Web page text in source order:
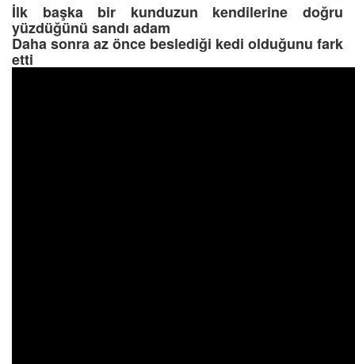
İlk başka bir kunduzun kendilerine doğru
yüzdüğünü sandı adam
Daha sonra az önce beslediği kedi olduğunu fark
etti